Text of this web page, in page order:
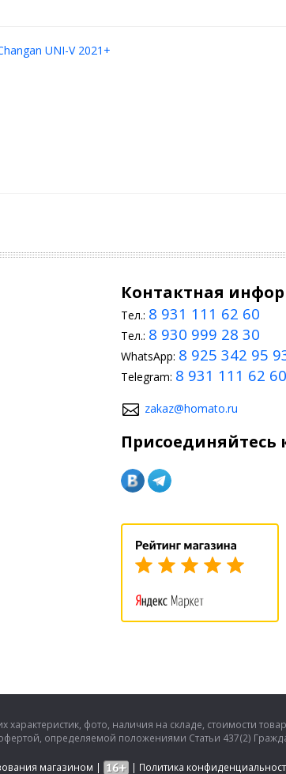
UNI-V 2021+
Контактная
Тел.: 8 931 111 62 60
Тел.: 8 930 999 28 30
WhatsApp: 8 925 342 95
Telegram: 8 931 111 62 60
zakaz@homato.ru
Присоединяйтесь
фото, наличия на складе, стоимости
определяемой положениями Статьи 437(2)
магазином | | Политика